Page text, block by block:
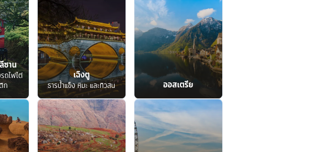
ซาน
ถไฟไต่
ก
เฉิงตู
ธารน้ำแข็ง หิมะ และทิวสน ออสเตรีย